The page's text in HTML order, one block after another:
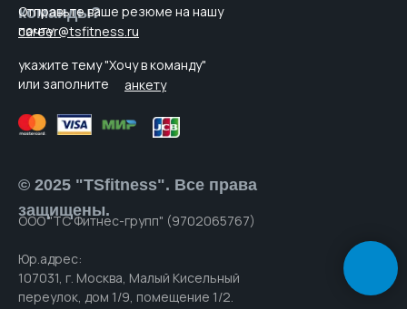
© 2025 "TSfitness". Все права
защищены.
команды?
Отправьте ваше резюме на нашу
почту
career@tsfitness.ru
укажите тему "Хочу в команду"
или заполните
анкету
ООО "ТС Фитнес-групп" (9702065767)
Юр.адрес:
107031, г. Москва, Малый Кисельный
переулок, дом 1/9, помещение 1/2.